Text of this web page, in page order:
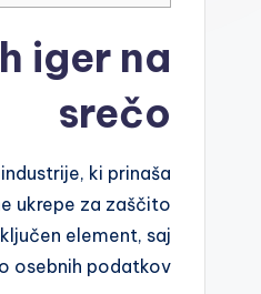
iger na
srečo
ki prinaša
ukrepe za zaščito
element, saj
osebnih podatkov.